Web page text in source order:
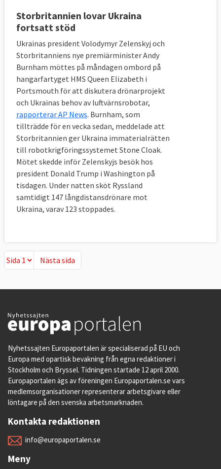
Storbritannien lovar Ukraina
fortsatt stöd
Ukrainas president Volodymyr Zelenskyj och
Storbritanniens nye premiärminister Andy
Burnham möttes på måndagen ombord på
hangarfartyget HMS Queen Elizabeth i
Portsmouth för att diskutera drönarprojekt
och Ukrainas behov av luftvärnsrobotar,
rapporterar AP News. Burnham, som
tillträdde för en vecka sedan, meddelade att
Storbritannien ger Ukraina immaterialrätten
till robotkrigföringssystemet Stone Cloak.
Mötet skedde inför Zelenskyjs besök hos
president Donald Trump i Washington på
tisdagen. Under natten sköt Ryssland
samtidigt 147 långdistansdrönare mot
Ukraina, varav 123 stoppades.
Nästa sida
Nästa sida
Nyhetssajten Europaportalen är specialiserad på EU och
Europa med opartisk bevakning från egna redaktioner i
Stockholm och Bryssel. Tidningen startade 12 april 2000.
Europaportalen ägs av föreningen Europaportalen.se vars
medlemsorganisationer representerar arbetsgivare eller
löntagare på den svenska arbetsmarknaden.
Kontakta redaktionen
info@europaportalen.se
Meny